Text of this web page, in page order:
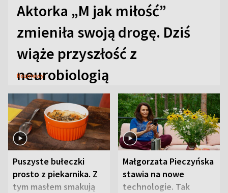
Aktorka „M jak miłość”
zmieniła swoją drogę. Dziś
wiąże przyszłość z
neurobiologią
Rozmowy
Puszyste bułeczki
prosto z piekarnika. Z
tym masłem smakują
Małgorzata Pieczyńska
stawia na nowe
technologie. Tak